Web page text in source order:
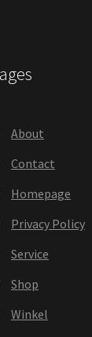
About
Contact
Homepage
Privacy Policy
Service
Shop
Winkel